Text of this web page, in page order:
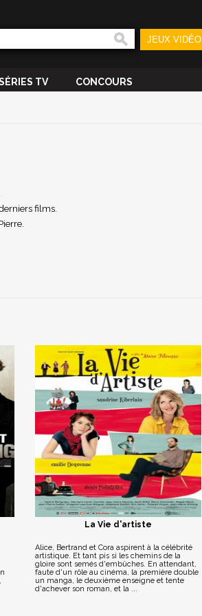
JEUX VIDÉO
TV CONCOURS
films.
La Vie d'artiste
Alice, Bertrand et Cora aspirent à la célébrité
artistique. Et tant pis si les chemins de la
gloire sont semés d'embûches. En attendant,
faute d'un rôle au cinéma, la première double
un manga, le deuxième enseigne et tente
d'achever son roman, et la ...